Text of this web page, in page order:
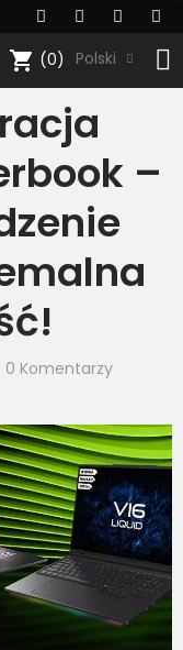
shopping_cart (0) Polski
–
0 Komentarzy